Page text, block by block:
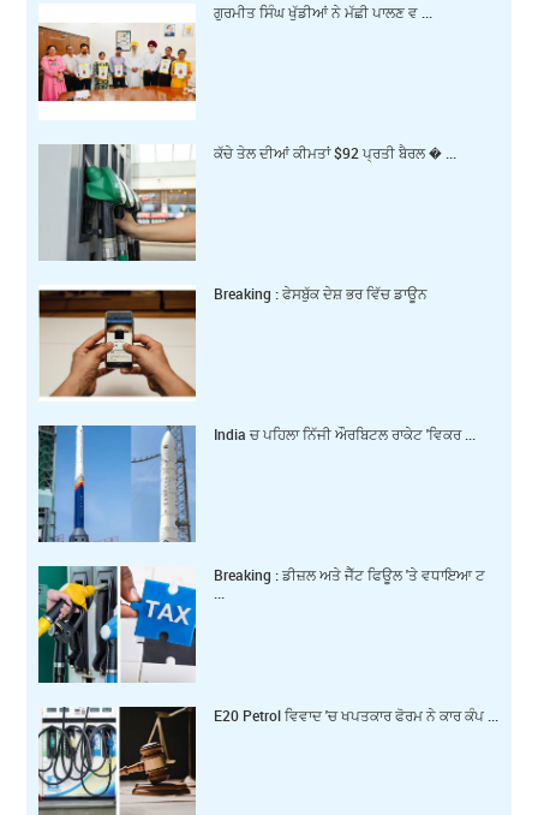
ਗੁਰਮੀਤ ਸਿੰਘ ਖੁੱਡੀਆਂ ਨੇ ਮੱਛੀ ਪਾਲਣ ਵ ...
ਕੱਚੇ ਤੇਲ ਦੀਆਂ ਕੀਮਤਾਂ $92 ਪ੍ਰਤੀ ਬੈਰਲ � ...
Breaking : ਫੇਸਬੁੱਕ ਦੇਸ਼ ਭਰ ਵਿੱਚ ਡਾਊਨ
India ਚ ਪਹਿਲਾ ਨਿੱਜੀ ਔਰਬਿਟਲ ਰਾਕੇਟ 'ਵਿਕਰ ...
Breaking : ਡੀਜ਼ਲ ਅਤੇ ਜੈੱਟ ਫਿਊਲ 'ਤੇ ਵਧਾਇਆ ਟ
E20 Petrol ਵਿਵਾਦ 'ਚ ਖਪਤਕਾਰ ਫੋਰਮ ਨੇ ਕਾਰ ਕੰਪ ...